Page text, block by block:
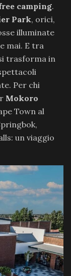
camping.
Park, orici,
illuminate
mai. E tra
trasforma in
Per chi
Mokoro
Town al
un viaggio